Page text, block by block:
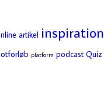
artikel inspiration
platform podcast Quiz